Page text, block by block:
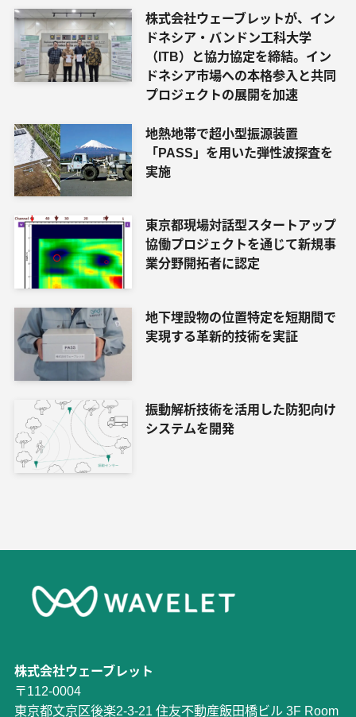
株式会社ウェーブレットが、イン
ドネシア・バンドン工科大学
（ITB）と協力協定を締結。イン
ドネシア市場への本格参入と共同
プロジェクトの展開を加速
地熱地帯で超小型振源装置
「PASS」を用いた弾性波探査を
実施
東京都現場対話型スタートアップ
協働プロジェクトを通じて新規事
業分野開拓者に認定
地下埋設物の位置特定を短期間で
実現する革新的技術を実証
振動解析技術を活用した防犯向け
システムを開発
株式会社ウェーブレット
〒112-0004
東京都文京区後楽2-3-21 住友不動産飯田橋ビル 3F Room